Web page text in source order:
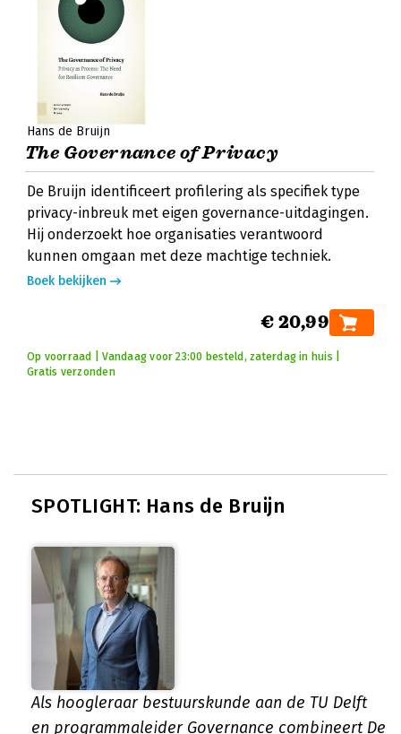
Hans de Bruijn
The Governance of Privacy
De Bruijn identificeert profilering als specifiek type
privacy-inbreuk met eigen governance-uitdagingen.
Hij onderzoekt hoe organisaties verantwoord
kunnen omgaan met deze machtige techniek.
Boek bekijken
€ 20,99
Op voorraad | Vandaag voor 23:00 besteld, zaterdag in huis |
Gratis verzonden
SPOTLIGHT: Hans de Bruijn
Als hoogleraar bestuurskunde aan de TU Delft
en programmaleider Governance combineert De